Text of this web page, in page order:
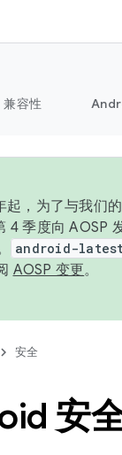
兼容性
起，为了与我们
4 季度向 AOSP
android-
AOSP 变更。
安全
安